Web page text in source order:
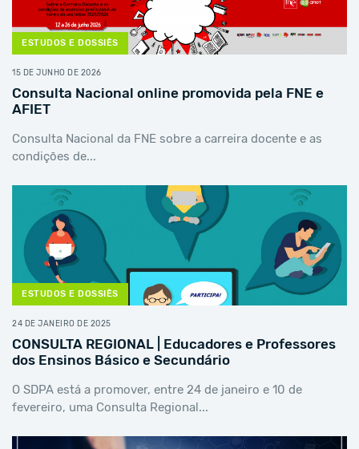
ESTUDOS E DOSSIÊS
15 DE JUNHO DE 2026
Consulta Nacional online promovida pela FNE e
AFIET
Consulta Nacional da FNE sobre a carreira docente e as
condições de...
ESTUDOS E DOSSIÊS
24 DE JANEIRO DE 2025
CONSULTA REGIONAL | Educadores e Professores
dos Ensinos Básico e Secundário
O SDPA está a promover, entre 24 de janeiro e 10 de
fevereiro, uma Consulta Regional...